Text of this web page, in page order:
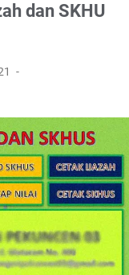
dan SKHU